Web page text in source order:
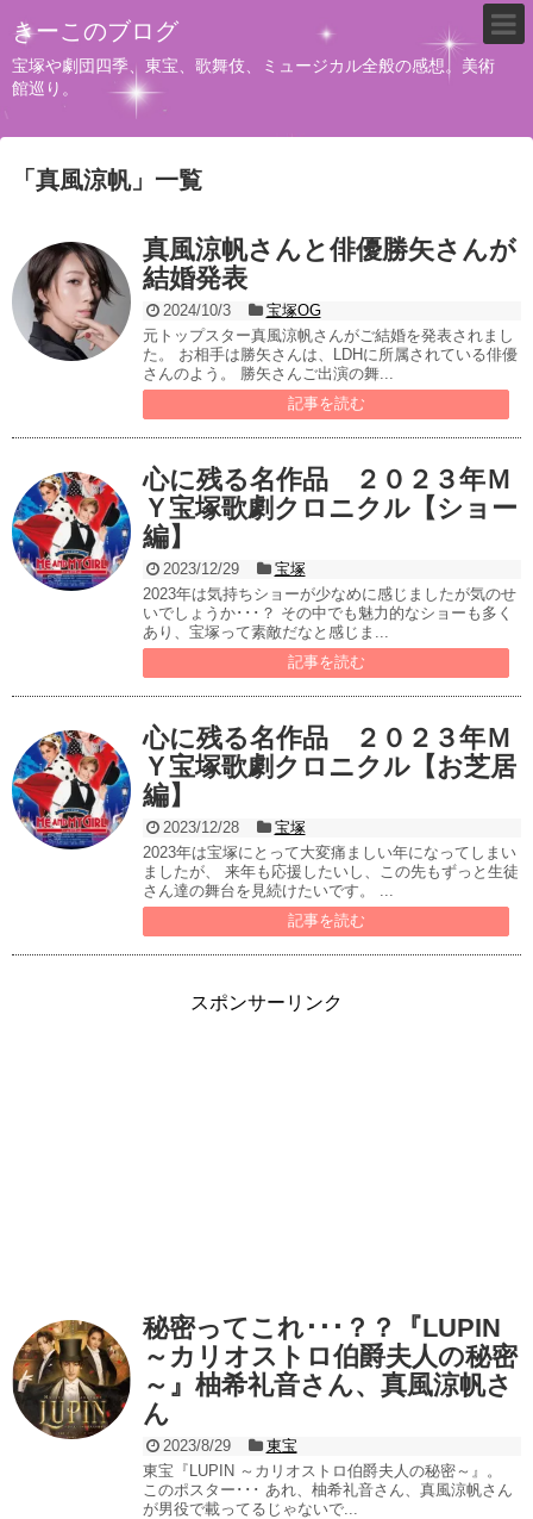
きーこのブログ
宝塚や劇団四季、東宝、歌舞伎、ミュージカル全般の感想。美術
館巡り。
「 真風涼帆」 一覧
真風涼帆さんと俳優勝矢さんが
結婚発表
2024/10/3
宝塚OG
元トップスター真風涼帆さんがご結婚を発表されまし
た。 お相手は勝矢さんは、LDHに所属されている俳優
さんのよう。 勝矢さんご出演の舞...
記事を読む
心に残る名作品 ２０２３年Ｍ
Ｙ宝塚歌劇クロニクル【ショー
編】
2023/12/29
宝塚
2023年は気持ちショーが少なめに感じましたが気のせ
いでしょうか･･･？ その中でも魅力的なショーも多く
あり、宝塚って素敵だなと感じま...
記事を読む
心に残る名作品 ２０２３年Ｍ
Ｙ宝塚歌劇クロニクル【お芝居
編】
2023/12/28
宝塚
2023年は宝塚にとって大変痛ましい年になってしまい
ましたが、 来年も応援したいし、この先もずっと生徒
さん達の舞台を見続けたいです。 ...
記事を読む
スポンサーリンク
秘密ってこれ･･･？？『LUPIN
～カリオストロ伯爵夫人の秘密
～』柚希礼音さん、真風涼帆さ
ん
2023/8/29
東宝
東宝『LUPIN ～カリオストロ伯爵夫人の秘密～』。
このポスター･･･ あれ、柚希礼音さん、真風涼帆さん
が男役で載ってるじゃないで...